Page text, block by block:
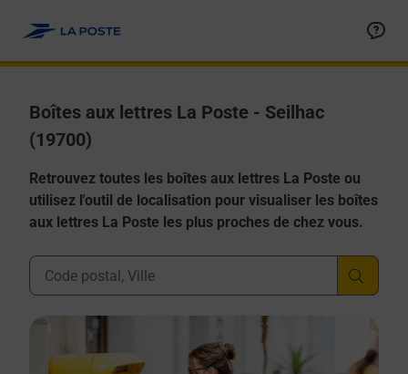
Boîtes aux lettres La Poste - Seilhac
(19700)
Retrouvez toutes les boîtes aux lettres La Poste ou
utilisez l'outil de localisation pour visualiser les boîtes
aux lettres La Poste les plus proches de chez vous.
Ville, Département, Code Postal